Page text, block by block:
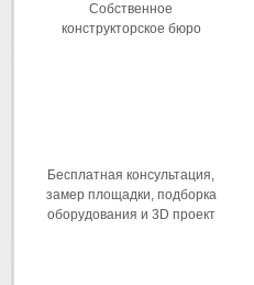
Собственное
конструкторское бюро
Бесплатная консультация,
замер площадки, подборка
оборудования и 3D проект